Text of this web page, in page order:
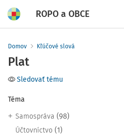
ROPO a OBCE
Domov Kľúčové slová
Plat
Sledovať tému
Téma
Samospráva (98)
Účtovníctvo (1)